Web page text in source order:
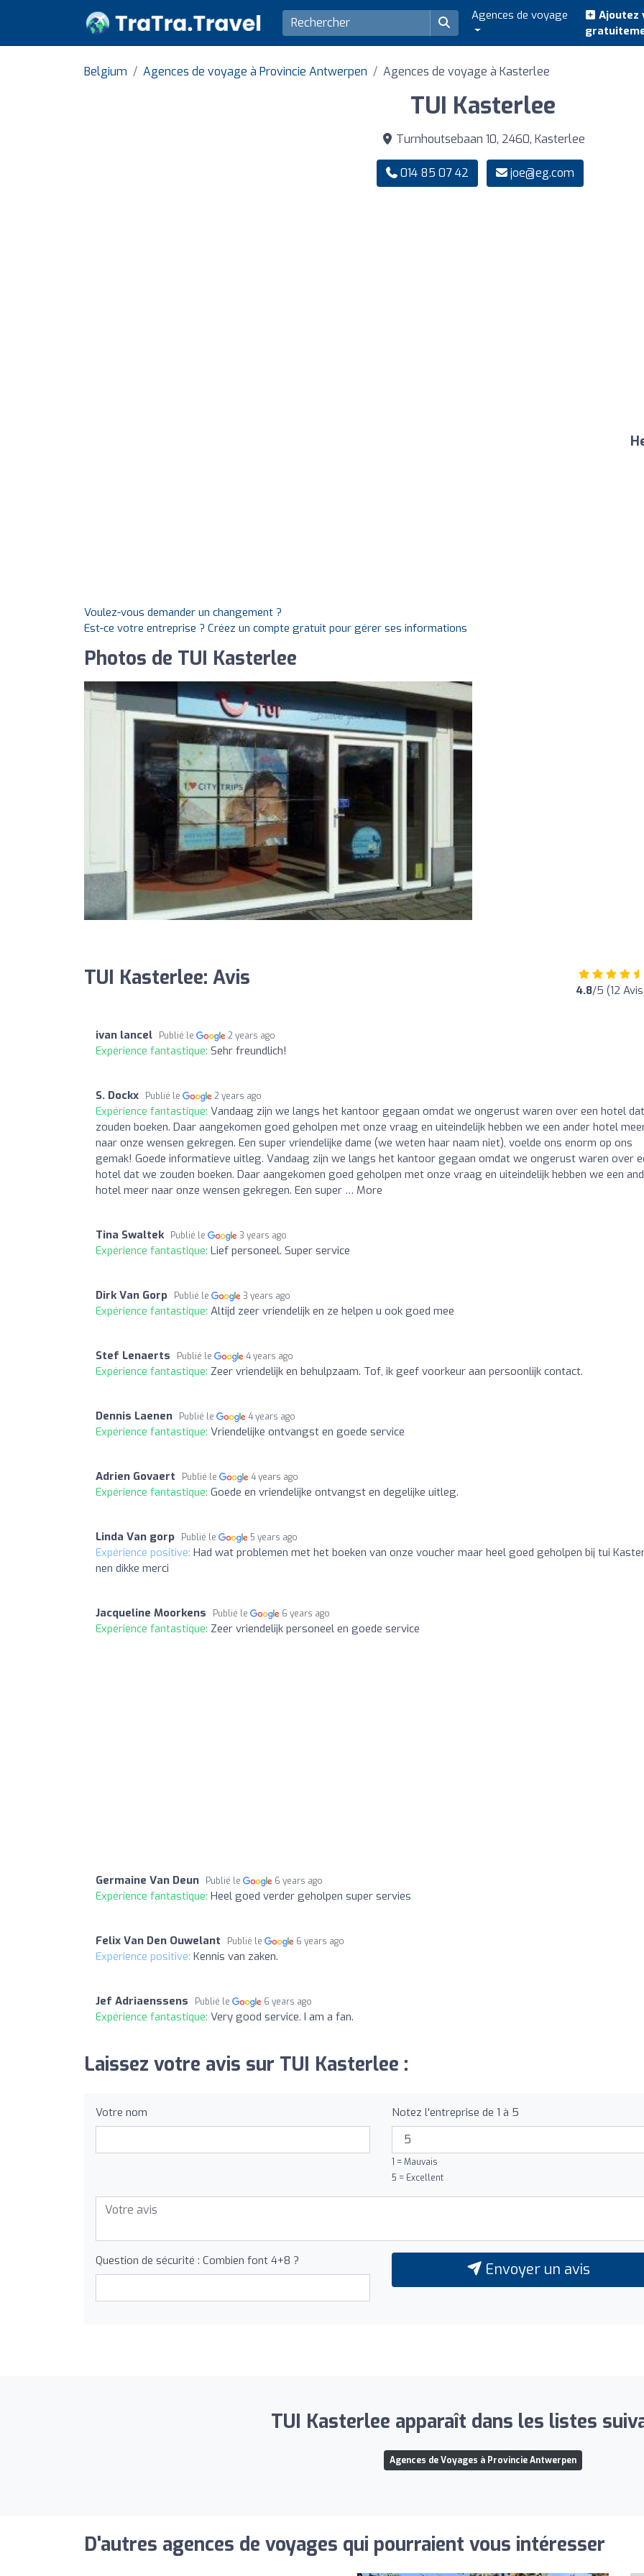
Agences de voyage
Ajoutez
Belgium Agences de voyage à Provincie Antwerpen Agences de voyage à Kasterlee
TUI Kasterlee
Turnhoutsebaan 10, 2460, Kasterlee
014 85 07 42 joe@eg.com
Voulez-vous demander un changement ?
Est-ce votre entreprise ? Créez un compte gratuit pour gérer ses informations
Photos de TUI Kasterlee
TUI Kasterlee: Avis 4.8/5 (12
ivan lancel Publié le 2 years ago
Expérience fantastique: Sehr freundlich!
S. Dockx Publié le 2 years ago
Expérience fantastique: Vandaag zijn we langs het kantoor gegaan omdat we ongerust waren over een hotel
zouden boeken. Daar aangekomen goed geholpen met onze vraag en uiteindelijk hebben we een ander hotel
naar onze wensen gekregen. Een super vriendelijke dame (we weten haar naam niet), voelde ons enorm op ons
gemak! Goede informatieve uitleg. Vandaag zijn we langs het kantoor gegaan omdat we ongerust waren over
hotel dat we zouden boeken. Daar aangekomen goed geholpen met onze vraag en uiteindelijk hebben we een
hotel meer naar onze wensen gekregen. Een super … More
Tina Swaltek Publié le 3 years ago
Expérience fantastique: Lief personeel. Super service
Dirk Van Gorp Publié le 3 years ago
Expérience fantastique: Altijd zeer vriendelijk en ze helpen u ook goed mee
Stef Lenaerts Publié le 4 years ago
Expérience fantastique: Zeer vriendelijk en behulpzaam. Tof, ik geef voorkeur aan persoonlijk contact.
Dennis Laenen Publié le 4 years ago
Expérience fantastique: Vriendelijke ontvangst en goede service
Adrien Govaert Publié le 4 years ago
Expérience fantastique: Goede en vriendelijke ontvangst en degelijke uitleg.
Linda Van gorp Publié le 5 years ago
Expérience positive: Had wat problemen met het boeken van onze voucher maar heel goed geholpen bij tui
nen dikke merci
Jacqueline Moorkens Publié le 6 years ago
Expérience fantastique: Zeer vriendelijk personeel en goede service
Germaine Van Deun Publié le 6 years ago
Expérience fantastique: Heel goed verder geholpen super servies
Felix Van Den Ouwelant Publié le 6 years ago
Expérience positive: Kennis van zaken.
Jef Adriaenssens Publié le 6 years ago
Expérience fantastique: Very good service. I am a fan.
Laissez votre avis sur TUI Kasterlee :
Votre nom Notez l'entreprise de 1 à 5
1 = Mauvais
5 = Excellent
Question de sécurité : Combien font 4+8 ? Envoyer un avis
TUI Kasterlee apparaît dans les listes
Agences de Voyages à Provincie Antwerpen
D'autres agences de voyages qui pourraient vous intéresser